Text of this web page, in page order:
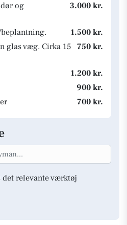
og
3.000 kr.
1.500 kr.
glas væg. Cirka 15 750 kr.
1.200 kr.
900 kr.
700 kr.
det relevante værktøj